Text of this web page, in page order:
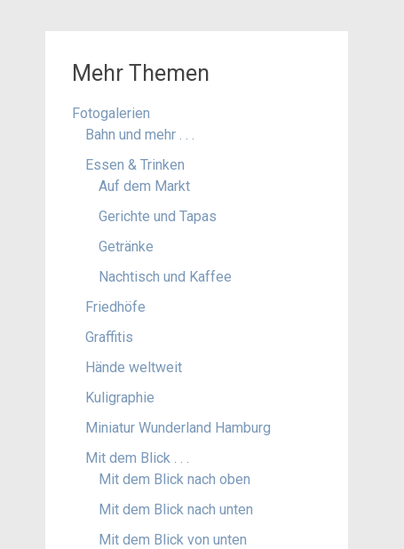
Mehr Themen
Fotogalerien
Bahn und mehr . . .
Essen & Trinken
Auf dem Markt
Gerichte und Tapas
Getränke
Nachtisch und Kaffee
Friedhöfe
Graffitis
Hände weltweit
Kuligraphie
Miniatur Wunderland Hamburg
Mit dem Blick . . .
Mit dem Blick nach oben
Mit dem Blick nach unten
Mit dem Blick von unten